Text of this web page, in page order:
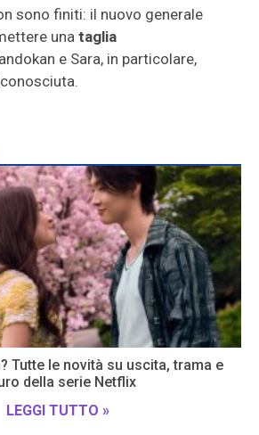
sono finiti: il nuovo generale
una taglia
e Sara, in particolare,
Tutte le novità su uscita, trama e
della serie Netflix
LEGGI TUTTO »